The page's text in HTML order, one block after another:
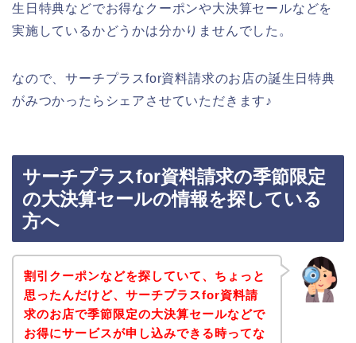
生日特典などでお得なクーポンや大決算セールなどを
実施しているかどうかは分かりませんでした。
なので、サーチプラスfor資料請求のお店の誕生日特典
がみつかったらシェアさせていただきます♪
サーチプラスfor資料請求の季節限定
の大決算セールの情報を探している
方へ
割引クーポンなどを探していて、ちょっと
思ったんだけど、サーチプラスfor資料請
求のお店で季節限定の大決算セールなどで
お得にサービスが申し込みできる時ってな